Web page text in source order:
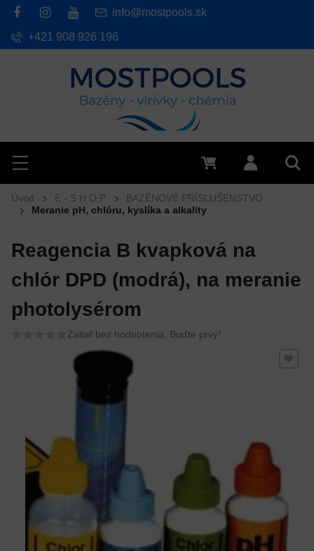
Hľadať
Menu Prihlásiť
info@mostpools.sk
+421 908 926 196
Úvod E - S H O P
BAZÉNOVÉ PRÍSLUŠENSTVO
Meranie pH, chlóru, kyslíka a alkality
Reagencia B kvapková na
chlór DPD (modrá), na meranie
photolysérom
Zatiaľ bez hodnotenia. Buďte prvý!